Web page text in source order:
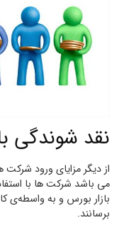
نقد شوندگی
از دیگر مزایای ورود
می باشد شرکت ها با
بازار بورس و به‌ واسطه‌ی
برسانند.